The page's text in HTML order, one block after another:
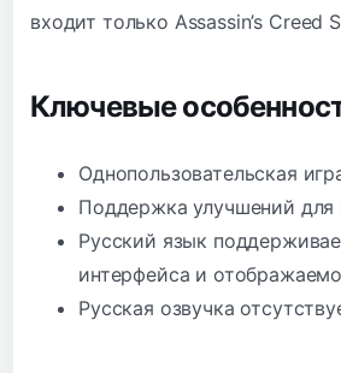
входит только Assassin’s Creed
Ключевые
Однопользовательская
Поддержка улучшений для
Русский язык
интерфейса и
Русская озвучка